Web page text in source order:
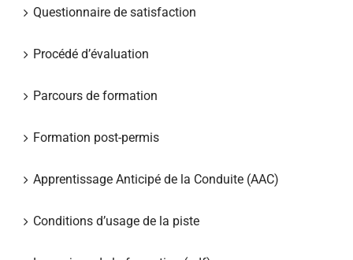
Questionnaire de satisfaction
Procédé d’évaluation
Parcours de formation
Formation post-permis
Apprentissage Anticipé de la Conduite (AAC)
Conditions d’usage de la piste